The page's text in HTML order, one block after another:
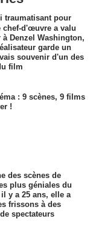
traumatisant pour
chef-d'œuvre a valu
à Denzel Washington,
garde un
souvenir d'un des
film
: 9 scènes, 9 films
!
des scènes de
plus géniales du
y a 25 ans, elle a
frissons à des
spectateurs